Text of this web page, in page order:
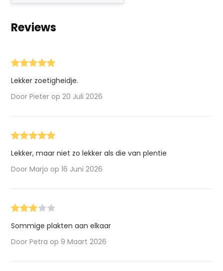
Reviews
Lekker zoetigheidje.
Door Pieter op 20 Juli 2026
Lekker, maar niet zo lekker als die van plentie
Door Marjo op 16 Juni 2026
Sommige plakten aan elkaar
Door Petra op 9 Maart 2026